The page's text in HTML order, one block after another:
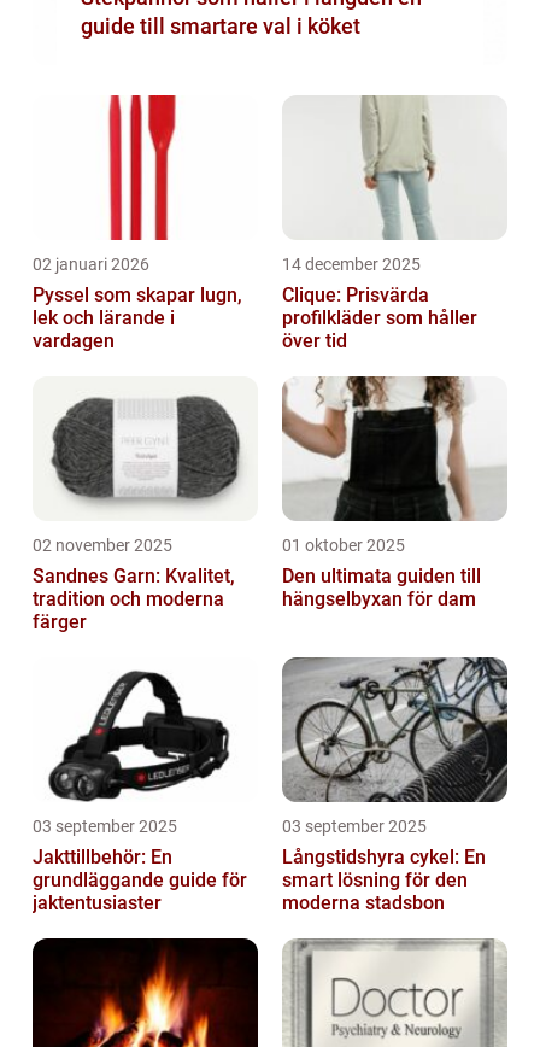
guide till smartare val i köket
02 januari 2026
Pyssel som skapar lugn,
lek och lärande i
vardagen
14 december 2025
Clique: Prisvärda
profilkläder som håller
över tid
02 november 2025
Sandnes Garn: Kvalitet,
tradition och moderna
färger
01 oktober 2025
Den ultimata guiden till
hängselbyxan för dam
03 september 2025
Jakttillbehör: En
grundläggande guide för
jaktentusiaster
03 september 2025
Långstidshyra cykel: En
smart lösning för den
moderna stadsbon